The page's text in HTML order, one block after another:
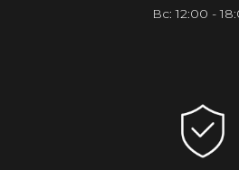
Вс: 12:00 -